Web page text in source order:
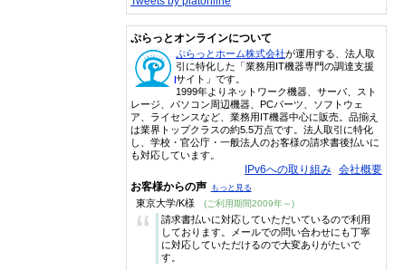
ぷらっとオンラインについて
ぷらっとホーム株式会社が運用する、法人取
引に特化した「業務用IT機器専門の調達支援
サイト」です。
1999年よりネットワーク機器、サーバ、スト
レージ、パソコン周辺機器、PCパーツ、ソフトウェ
ア、ライセンスなど、業務用IT機器中心に販売。品揃え
は業界トップクラスの約5.5万点です。法人取引に特化
し、学校・官公庁・一般法人のお客様の請求書後払いに
も対応しています。
IPv6への取り組み 会社概要
お客様からの声 もっと見る
東京大学/K様 (ご利用期間2009年～)
“
請求書払いに対応していただいているので利用
しております。メールでの問い合わせにも丁寧
に対応していただけるので大変ありがたいで
す。